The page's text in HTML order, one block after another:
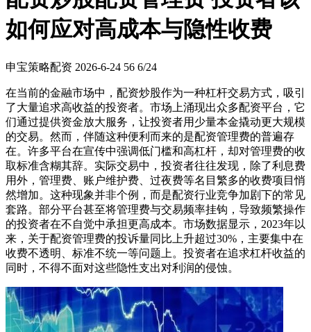
如何应对高成本与隐性收费
申宝策略配资 2026-6-24 56 6/24
在当前的金融市场中，配资炒股作为一种杠杆交易方式，吸引
了大量追求高收益的投资者。市场上涌现出众多配资平台，它
们通过提供资金放大服务，让投资者用少量本金撬动更大规模
的交易。然而，伴随这种便利而来的是配资管理费的普遍存
在。许多平台在宣传中强调低门槛和高杠杆，却对管理费的收
取标准含糊其辞。实际交易中，投资者往往发现，除了利息费
用外，管理费、账户维护费、过夜费等名目繁多的收费项目悄
然增加。这种现象并非个例，而是配资行业竞争加剧下的常见
套路。部分平台甚至将管理费与交易频率挂钩，导致频繁操作
的投资者在不自觉中承担更高成本。市场数据显示，2023年以
来，关于配资管理费的投诉量同比上升超过30%，主要集中在
收费不透明、标准不统一等问题上。投资者在追求杠杆收益的
同时，不得不面对这些隐性支出对利润的侵蚀。